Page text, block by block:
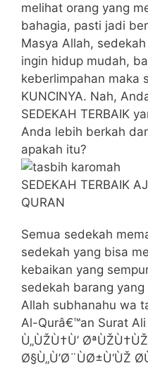
melihat orang yang
bahagia, pasti jadi
Masya Allah,
ingin hidup mudah,
keberlimpahan maka
KUNCINYA. Nah,
SEDEKAH TERBAIK
Anda lebih berkah
apakah itu?
SEDEKAH TERBAIK
QURAN
Semua sedekah
sedekah yang bisa
kebaikan yang
sedekah barang
Allah subhanahu wa
Al-Qurâ€™an Surat
Ù„ÙŽÙ†Ù’
Ø§Ù„Ù’Ø¨ÙØ±Ù‘ÙŽ